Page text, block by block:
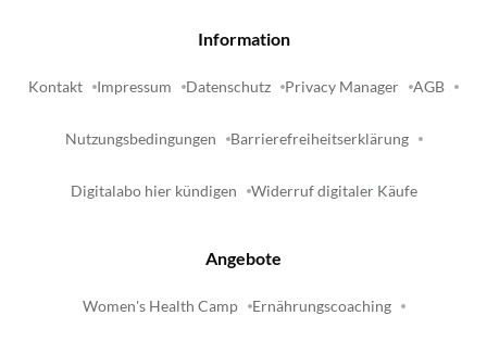
Information
Kontakt Impressum Datenschutz Privacy Manager AGB
Nutzungsbedingungen Barrierefreiheitserklärung
Digitalabo hier kündigen Widerruf digitaler Käufe
Angebote
Women's Health Camp Ernährungscoaching